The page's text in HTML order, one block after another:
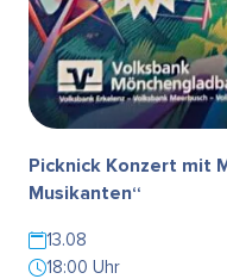
Picknick Konzert mit
Musikanten“
13.08
18:00 Uhr